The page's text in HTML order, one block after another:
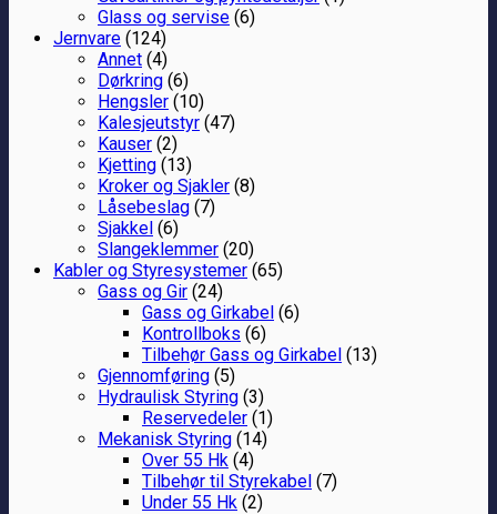
Glass og servise (6)
Jernvare (124)
Annet (4)
Dørkring (6)
Hengsler (10)
Kalesjeutstyr (47)
Kauser (2)
Kjetting (13)
Kroker og Sjakler (8)
Låsebeslag (7)
Sjakkel (6)
Slangeklemmer (20)
Kabler og Styresystemer (65)
Gass og Gir (24)
Gass og Girkabel (6)
Kontrollboks (6)
Tilbehør Gass og Girkabel (13)
Gjennomføring (5)
Hydraulisk Styring (3)
Reservedeler (1)
Mekanisk Styring (14)
Over 55 Hk (4)
Tilbehør til Styrekabel (7)
Under 55 Hk (2)